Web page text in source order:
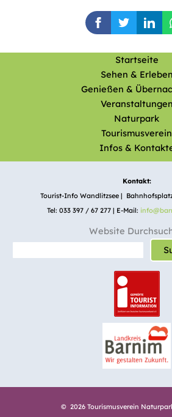
Startseite
Sehen & Erleben
Genießen &
Veranstaltungen
Naturpark
Tourismusverein
Infos &
Kontakt:
Tourist-Info Wandlitzsee |
Tel: 033 397 / 67 277 | E-Mail:
Website
© 2026 Tourismusverein